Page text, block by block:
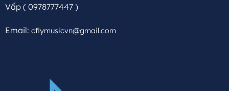
Vấp( 0978777447 )
Email: cflymusicvn@gmail.com